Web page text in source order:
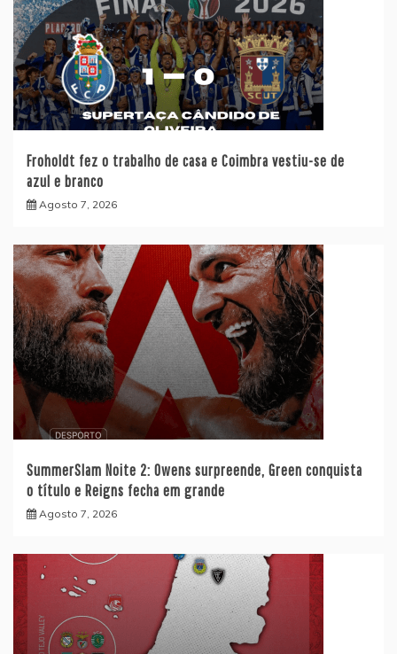
Froholdt fez o trabalho de casa e Coimbra vestiu-se de
azul e branco
Agosto 7, 2026
SummerSlam Noite 2: Owens surpreende, Green conquista
o título e Reigns fecha em grande
Agosto 7, 2026